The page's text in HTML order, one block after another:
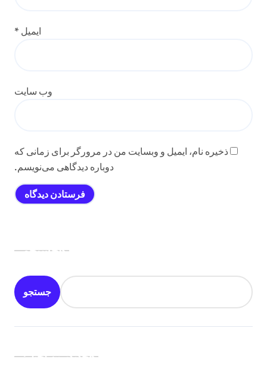
ایمیل *
وب‌ سایت
ذخیره نام، ایمیل و وبسایت من در مرورگر برای زمانی که
دوباره دیدگاهی می‌نویسم.
جستجو
جستجو
جدیدترین اخبار: